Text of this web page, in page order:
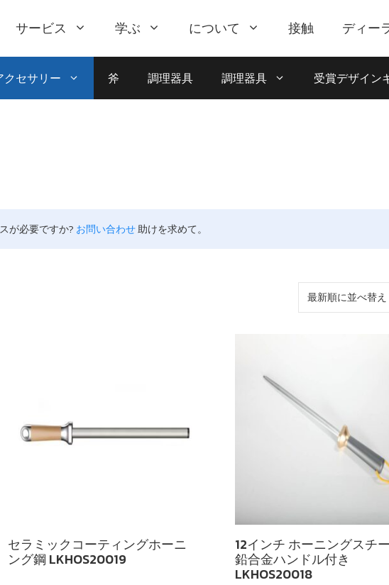
サービス 学ぶ について 接触 ディー
クセサリー 斧 調理器具 調理器具 受賞デザイン
が必要ですか? お問い合わせ助けを求めて。
セラミックコーティングホーニ
ング鋼 LKHOS20019
12インチ ホーニングスチ
鉛合金ハンドル付き
LKHOS20018